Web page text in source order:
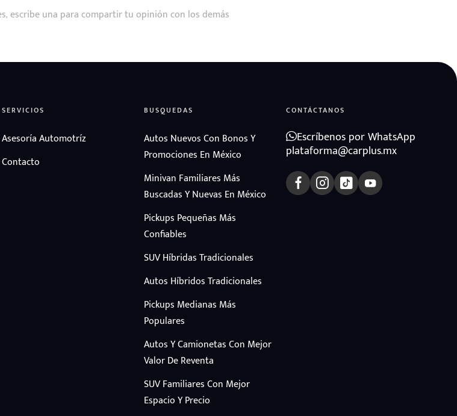
escribe una para compartir tu opinión con los demás
SERVICIOS
Asesoría Automotríz
Contacto
BUSQUEDAS
Autos Nuevos Con Bonos Y
Promociones En México
Minivan Familiares Más
Buscadas Y Nuevas En México
Pickups Pequeñas Más
Confiables
SUV Híbridas Tradicionales
Autos Híbridos Tradicionales
Pickups Medianas Más
Populares
Autos Y Camionetas Con Mejor
Valor De Reventa
SUV Familiares Con Mejor
Espacio Y Precio
CONTÁCTANOS
Escríbenos por WhatsApp
plataforma@carplus.mx